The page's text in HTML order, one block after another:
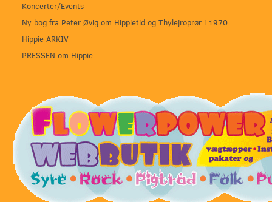
Koncerter/Events
Ny bog fra Peter Øvig om Hippietid og Thylejroprør i 1970
Hippie ARKIV
PRESSEN om Hippie